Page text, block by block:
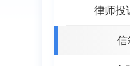
律师投
信